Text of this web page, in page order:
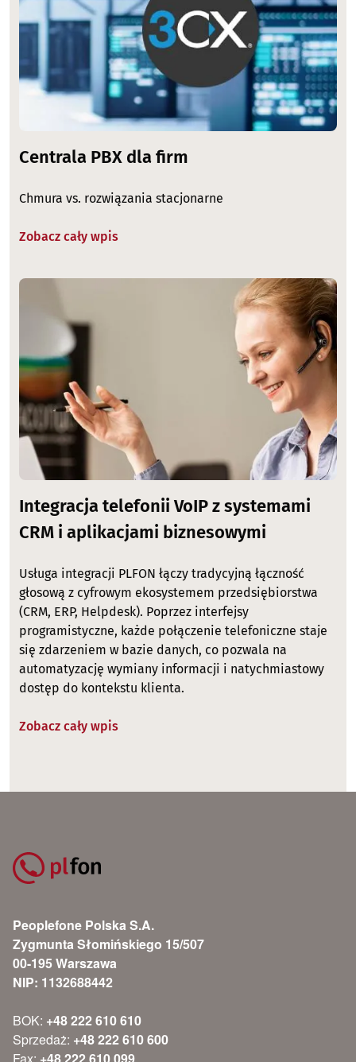
Centrala PBX dla firm
Chmura vs. rozwiązania stacjonarne
Zobacz cały wpis
Image
Integracja telefonii VoIP z systemami
CRM i aplikacjami biznesowymi
Usługa integracji PLFON łączy tradycyjną łączność
głosową z cyfrowym ekosystemem przedsiębiorstwa
(CRM, ERP, Helpdesk). Poprzez interfejsy
programistyczne, każde połączenie telefoniczne staje
się zdarzeniem w bazie danych, co pozwala na
automatyzację wymiany informacji i natychmiastowy
dostęp do kontekstu klienta.
Zobacz cały wpis
Peoplefone Polska S.A.
Zygmunta Słomińskiego 15/507
00-195 Warszawa
NIP: 1132688442
BOK: +48 222 610 610
Sprzedaż: +48 222 610 600